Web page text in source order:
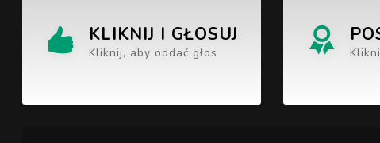
KLIKNIJ I GŁOSUJ
Kliknij, aby oddać głos